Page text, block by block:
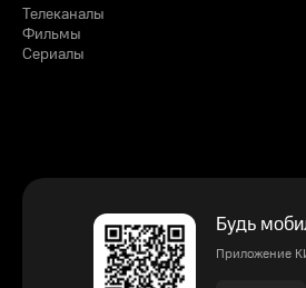
Телеканалы
Фильмы
Сериалы
Будь
Приложение